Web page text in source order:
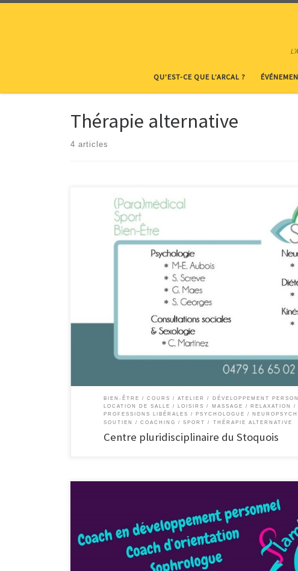
QU’EST-CE QUE L’ARCAL ?
Thérapie alternative
4 articles
Centre Pluridisciplinaire du Stoquois Santé – Psychologie – Sport –
disposition de salles Évènementiel Le centre est composé d’une
une neuropsychologue un coach/thérapeute/hypnothérapeute/
une massothérapeute un coach mental une médiatrice familiale […]
BIEN-ÊTRE COURS / ATELIER DÉVELOPPEMENT
LOCATION DE SALLE
LOISIRS MASSAGE / RELAXATION
PROFESSIONS LIBÉRALES
PSYCHOLOGUE /
SOUTIEN / COACHING
SPORT THÉRAPIE ALTERNATIVE
Centre pluridisciplinaire du Stoquois
Flam’en Toi Coach en développement personnel, coach en